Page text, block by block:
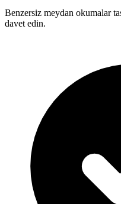
Benzersiz meydan okumalar
davet edin.